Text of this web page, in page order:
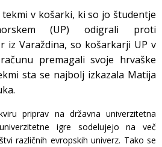
v košarki, ki so jo študentje
(UP) odigrali proti
iz Varaždina, so košarkarji UP v
premagali svoje hrvaške
sta se najbolj izkazala Matija
priprav na državna univerzitetna
igre sodelujejo na več
različnih evropskih univerz. Tako se